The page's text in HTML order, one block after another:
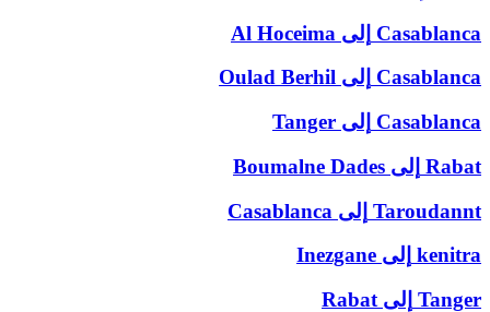
Casablanca إلى Al Hoceima
Casablanca إلى Oulad Berhil
Casablanca إلى Tanger
Rabat إلى Boumalne Dades
Taroudannt إلى Casablanca
kenitra إلى Inezgane
Tanger إلى Rabat